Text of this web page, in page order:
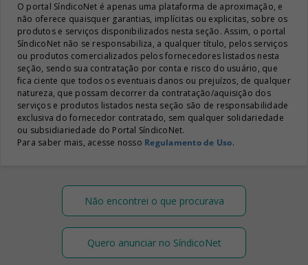
O portal SíndicoNet é apenas uma plataforma de aproximação, e
não oferece quaisquer garantias, implícitas ou explicitas, sobre os
produtos e serviços disponibilizados nesta seção. Assim, o portal
SíndicoNet não se responsabiliza, a qualquer título, pelos serviços
ou produtos comercializados pelos fornecedores listados nesta
seção, sendo sua contratação por conta e risco do usuário, que
fica ciente que todos os eventuais danos ou prejuízos, de qualquer
natureza, que possam decorrer da contratação/aquisição dos
serviços e produtos listados nesta seção são de responsabilidade
exclusiva do fornecedor contratado, sem qualquer solidariedade
ou subsidiariedade do Portal SíndicoNet.
Para saber mais, acesse nosso Regulamento de Uso.
Não encontrei o que procurava
Quero anunciar no SíndicoNet